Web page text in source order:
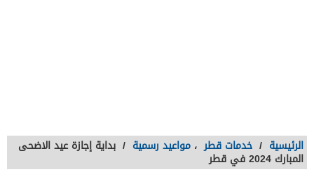
الرئيسية / خدمات قطر ، مواعيد رسمية / بداية إجازة عيد الاضحى
المبارك 2024 في قطر